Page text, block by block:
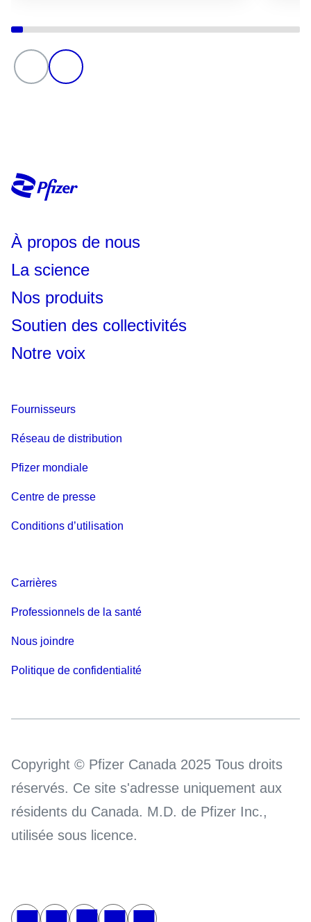
À propos de nous
La science
Nos produits
Soutien des collectivités
Notre voix
Fournisseurs
Réseau de distribution
Pfizer mondiale
Centre de presse
Conditions d’utilisation
Carrières
Professionnels de la santé
Nous joindre
Politique de confidentialité
Copyright © Pfizer Canada 2025 Tous droits
réservés. Ce site s'adresse uniquement aux
résidents du Canada. M.D. de Pfizer Inc.,
utilisée sous licence.